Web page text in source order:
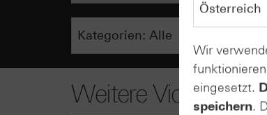
Weitere Videos
Wir
eingesetzt.
speichern.